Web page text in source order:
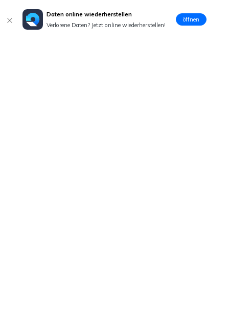
Daten online wiederherstellen
Verlorene Daten? Jetzt online wiederherstellen!
öffnen